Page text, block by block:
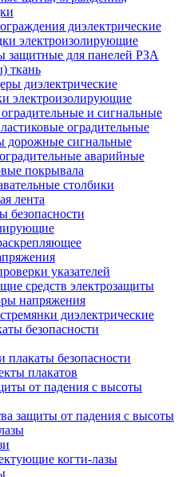
диэлектрические
электроизолирующие
для панелей РЗА
ткань
диэлектрические
электроизолирующие
и сигнальные
оградительные
дорожные сигнальные
аварийные
покрывала
столбики
лента
безопасности
указателей
средств электрозащиты
напряжения
диэлектрические
безопасности
плакаты безопасности
плакатов
от падения с высоты
защиты от падения с высоты
когти-лазы